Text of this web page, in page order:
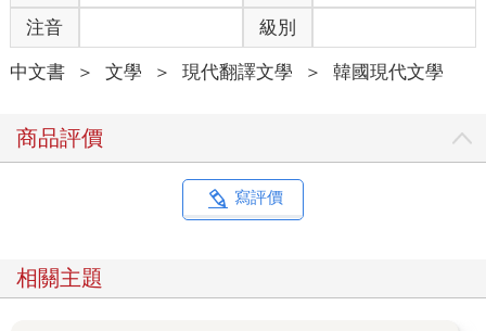
注音 級別
中文書 ＞ 文學 ＞ 現代翻譯文學 ＞ 韓國現代文學
商品評價
寫評價
相關主題